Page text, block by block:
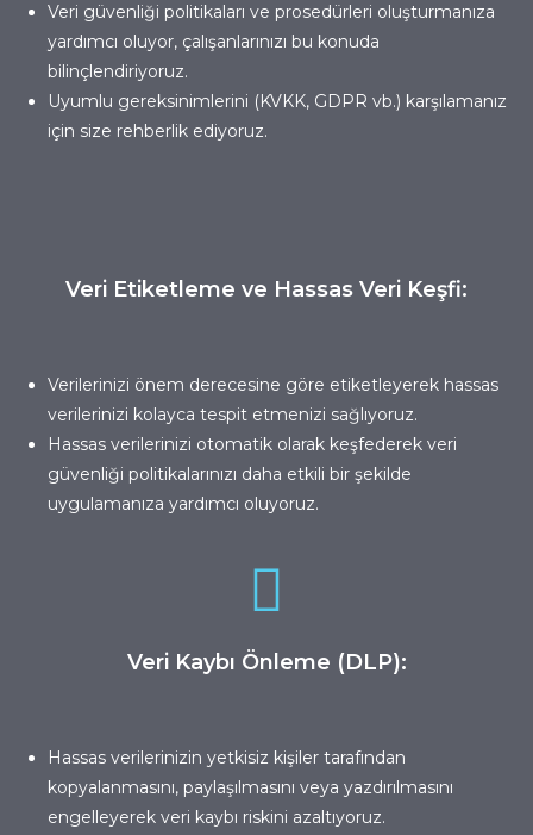
Veri güvenliği politikaları ve prosedürleri oluşturmanıza
yardımcı oluyor, çalışanlarınızı bu konuda
bilinçlendiriyoruz.
Uyumlu gereksinimlerini (KVKK, GDPR vb.) karşılamanız
için size rehberlik ediyoruz.
Veri Etiketleme ve Hassas Veri Keşfi:
Verilerinizi önem derecesine göre etiketleyerek hassas
verilerinizi kolayca tespit etmenizi sağlıyoruz.
Hassas verilerinizi otomatik olarak keşfederek veri
güvenliği politikalarınızı daha etkili bir şekilde
uygulamanıza yardımcı oluyoruz.
Veri Kaybı Önleme (DLP):
Hassas verilerinizin yetkisiz kişiler tarafından
kopyalanmasını, paylaşılmasını veya yazdırılmasını
engelleyerek veri kaybı riskini azaltıyoruz.